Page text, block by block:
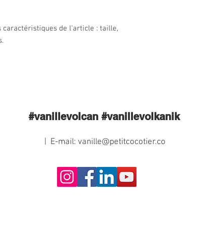
caractéristiques de l'article : taille,
#vanillevolcan #vanillevolkanik
| E-mail: vanille@petitcocotier.co